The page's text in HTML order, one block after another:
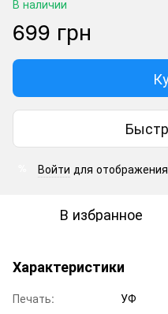
В наличии
699 грн
Войти для
В избранное
Характеристики
Печать:
УФ